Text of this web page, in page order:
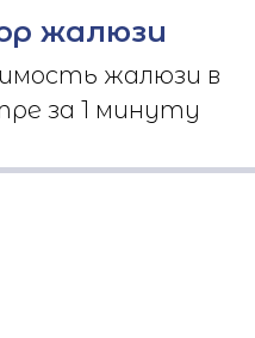
жалюзи
жалюзи в
за 1 минуту